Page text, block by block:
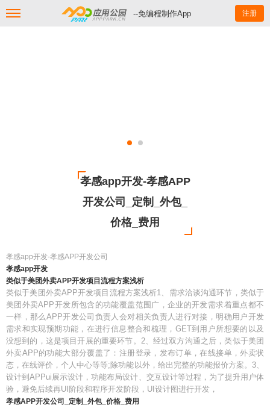
--免编程制作App 注册
孝感app开发-孝感APP
开发公司_定制_外包_
价格_费用
孝感app开发-孝感APP开发公司
孝感app开发
类似于美团外卖APP开发项目流程方案浅析
类似于美团外卖APP开发项目流程方案浅析1、需求洽谈沟通环节，类似于
美团外卖APP开发所包含的功能覆盖范围广，企业的开发需求着重点都不
一样，那么APP开发公司负责人会对相关负责人进行对接，明确用户开发
需求和实现预期功能，在进行信息整合和梳理，GET到用户所想要的以及
没想到的，这是项目开展的重要环节。2、经过双方沟通之后，类似于美团
外卖APP的功能大部分覆盖了：注册登录，发布订单，在线接单，外卖状
态，在线评价，个人中心等等;除功能以外，给出完整的功能报价方案。3、
设计到APPui展示设计，功能布局设计、交互设计等过程，为了提升用户体
验，避免后续再UI阶段和程序开发阶段，UI设计图进行开发，
孝感APP开发公司_定制_外包_价格_费用